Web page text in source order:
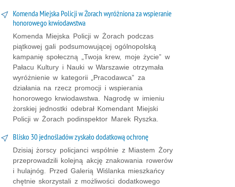
Komenda Miejska Policji w Żorach wyróżniona za wspieranie
honorowego krwiodawstwa
Komenda Miejska Policji w Żorach podczas
piątkowej gali podsumowującej ogólnopolską
kampanię społeczną „Twoja krew, moje życie” w
Pałacu Kultury i Nauki w Warszawie otrzymała
wyróżnienie w kategorii „Pracodawca” za
działania na rzecz promocji i wspierania
honorowego krwiodawstwa. Nagrodę w imieniu
żorskiej jednostki odebrał Komendant Miejski
Policji w Żorach podinspektor Marek Ryszka.
Blisko 30 jednośladów zyskało dodatkową ochronę
Dzisiaj żorscy policjanci wspólnie z Miastem Żory
przeprowadzili kolejną akcję znakowania rowerów
i hulajnóg. Przed Galerią Wiślanka mieszkańcy
chętnie skorzystali z możliwości dodatkowego